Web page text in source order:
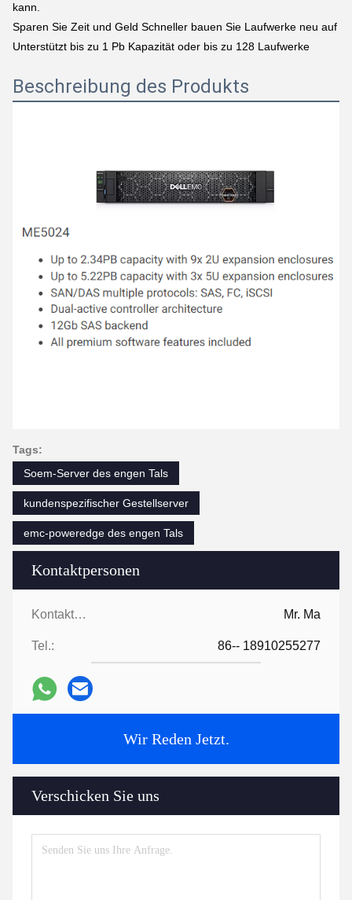
Kontaktpersonen
Kontaktpersonen: Mr. Ma
Tel.: 86-- 18910255277
Wir Reden Jetzt.
Verschicken Sie uns
kann.
Sparen Sie Zeit und Geld Schneller bauen Sie Laufwerke neu auf
Unterstützt bis zu 1 Pb Kapazität oder bis zu 128 Laufwerke
Beschreibung des Produkts
Tags:
Soem-Server des engen Tals
kundenspezifischer Gestellserver
emc-poweredge des engen Tals